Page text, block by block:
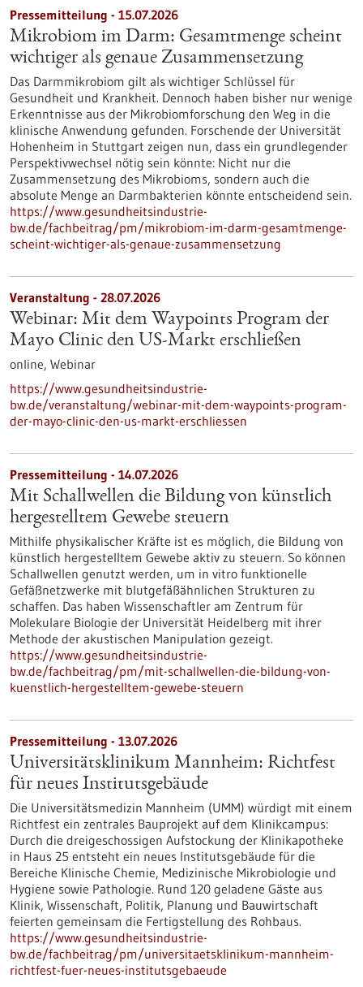
Pressemitteilung - 15.07.2026
Mikrobiom im Darm: Gesamtmenge scheint
wichtiger als genaue Zusammensetzung
Das Darmmikrobiom gilt als wichtiger Schlüssel für
Gesundheit und Krankheit. Dennoch haben bisher nur wenige
Erkenntnisse aus der Mikrobiomforschung den Weg in die
klinische Anwendung gefunden. Forschende der Universität
Hohenheim in Stuttgart zeigen nun, dass ein grundlegender
Perspektivwechsel nötig sein könnte: Nicht nur die
Zusammensetzung des Mikrobioms, sondern auch die
absolute Menge an Darmbakterien könnte entscheidend sein.
https://www.gesundheitsindustrie-
bw.de/fachbeitrag/pm/mikrobiom-im-darm-gesamtmenge-
scheint-wichtiger-als-genaue-zusammensetzung
Veranstaltung - 28.07.2026
Webinar: Mit dem Waypoints Program der
Mayo Clinic den US-Markt erschließen
online, Webinar
https://www.gesundheitsindustrie-
bw.de/veranstaltung/webinar-mit-dem-waypoints-program-
der-mayo-clinic-den-us-markt-erschliessen
Pressemitteilung - 14.07.2026
Mit Schallwellen die Bildung von künstlich
hergestelltem Gewebe steuern
Mithilfe physikalischer Kräfte ist es möglich, die Bildung von
künstlich hergestelltem Gewebe aktiv zu steuern. So können
Schallwellen genutzt werden, um in vitro funktionelle
Gefäßnetzwerke mit blutgefäßähnlichen Strukturen zu
schaffen. Das haben Wissenschaftler am Zentrum für
Molekulare Biologie der Universität Heidelberg mit ihrer
Methode der akustischen Manipulation gezeigt.
https://www.gesundheitsindustrie-
bw.de/fachbeitrag/pm/mit-schallwellen-die-bildung-von-
kuenstlich-hergestelltem-gewebe-steuern
Pressemitteilung - 13.07.2026
Universitätsklinikum Mannheim: Richtfest
für neues Institutsgebäude
Die Universitätsmedizin Mannheim (UMM) würdigt mit einem
Richtfest ein zentrales Bauprojekt auf dem Klinikcampus:
Durch die dreigeschossigen Aufstockung der Klinikapotheke
in Haus 25 entsteht ein neues Institutsgebäude für die
Bereiche Klinische Chemie, Medizinische Mikrobiologie und
Hygiene sowie Pathologie. Rund 120 geladene Gäste aus
Klinik, Wissenschaft, Politik, Planung und Bauwirtschaft
feierten gemeinsam die Fertigstellung des Rohbaus.
https://www.gesundheitsindustrie-
bw.de/fachbeitrag/pm/universitaetsklinikum-mannheim-
richtfest-fuer-neues-institutsgebaeude